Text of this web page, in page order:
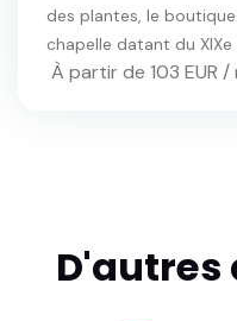
des plantes, le
chapelle datant du XIXe
À partir de 103 EUR /